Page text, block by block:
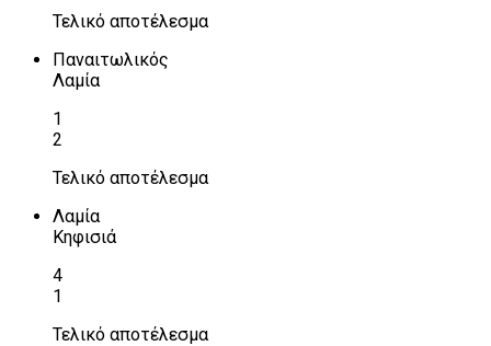
Τελικό αποτέλεσμα
Παναιτωλικός
Λαμία
1
2
Τελικό αποτέλεσμα
Λαμία
Κηφισιά
4
1
Τελικό αποτέλεσμα